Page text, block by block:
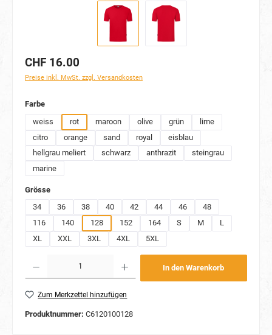
CHF 16.00
Preise inkl. MwSt. zzgl. Versandkosten
Farbeauswählen
weiss
rot maroon olive grün
lime
citro
orange sand royal
eisblau
hellgrau meliert
schwarz anthrazit
steingrau
marine
Grösseauswählen
34
36 38 40 42 44 46
48
116
140 128 152 164 S M
L
XL
XXL 3XL 4XL 5XL
In den Warenkorb
Zum Merkzettel hinzufügen
Produktnummer: C6120100128